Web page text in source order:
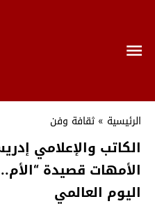
الرئيسية » ثقافة وفن
الكاتب والإعلامي
الأمهات قصيدة
اليوم العالمي